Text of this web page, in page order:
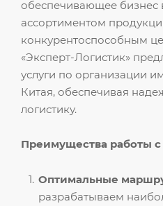
обеспечивающее
ассортиментом
конкурентоспособным
«Эксперт-Логистик»
услуги по организации
Китая, обеспечивая
логистику.
Преимущества работы
Оптимальные
разрабатываем